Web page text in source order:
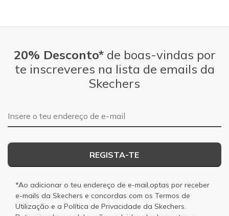
20% Desconto*de boas-vindas por
te inscreveres na lista de emails da
Skechers
Endereço de e-mail
REGISTA-TE
*Ao adicionar o teu endereço de e-mail,optas por receber
e-mails da Skechers e concordas com os Termos de
Utilização e a Política de Privacidade da Skechers.